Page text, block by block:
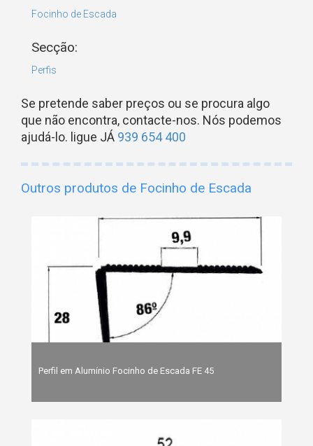
Focinho de Escada
Secção:
Perfis
Se pretende saber preços ou se procura algo
que não encontra, contacte-nos. Nós podemos
ajudá-lo. ligue JÁ 939 654 400
Outros produtos de Focinho de Escada
Perfil em Alumínio Focinho de Escada FE 45